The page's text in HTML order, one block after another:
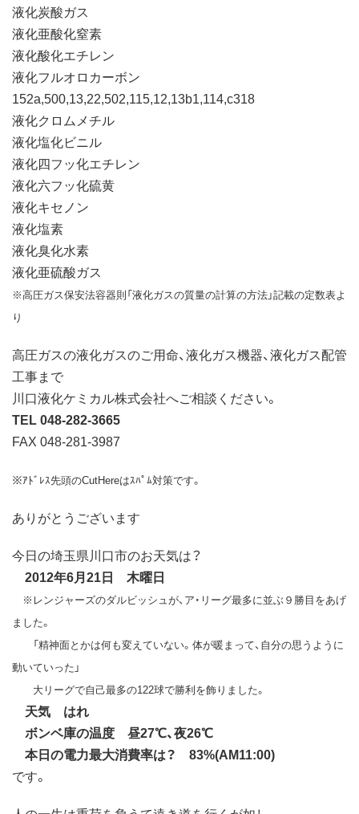
液化炭酸ガス
液化亜酸化窒素
液化酸化エチレン
液化フルオロカーボン
152a,500,13,22,502,115,12,13b1,114,c318
液化クロムメチル
液化塩化ビニル
液化四フッ化エチレン
液化六フッ化硫黄
液化キセノン
液化塩素
液化臭化水素
液化亜硫酸ガス
※高圧ガス保安法容器則「液化ガスの質量の計算の方法」記載の定数表よ
り
高圧ガスの液化ガスのご用命、液化ガス機器、液化ガス配管
工事まで
川口液化ケミカル株式会社へご相談ください。
TEL 048-282-3665
FAX 048-281-3987
※ｱﾄﾞﾚｽ先頭のCutHereはｽﾊﾟﾑ対策です。
ありがとうございます
今日の埼玉県川口市のお天気は？
2012年6月21日 木曜日
※レンジャーズのダルビッシュが、ア・リーグ最多に並ぶ９勝目をあげ
ました。
「精神面とかは何も変えていない。体が暖まって、自分の思うように
動いていった」
大リーグで自己最多の122球で勝利を飾りました。
天気 はれ
ボンベ庫の温度 昼27℃、夜26℃
本日の電力最大消費率は？ 83%(AM11:00)
です。